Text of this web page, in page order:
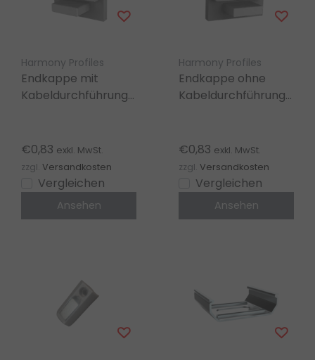
Harmony Profiles
Endkappe mit
Kabeldurchführung
318ALU
€0,83 exkl. MwSt.
zzgl. Versandkosten
Vergleichen
Ansehen
Harmony Profiles
Endkappe ohne
Kabeldurchführung
€0,83 exkl. MwSt.
zzgl. Versandkosten
Vergleichen
Ansehen